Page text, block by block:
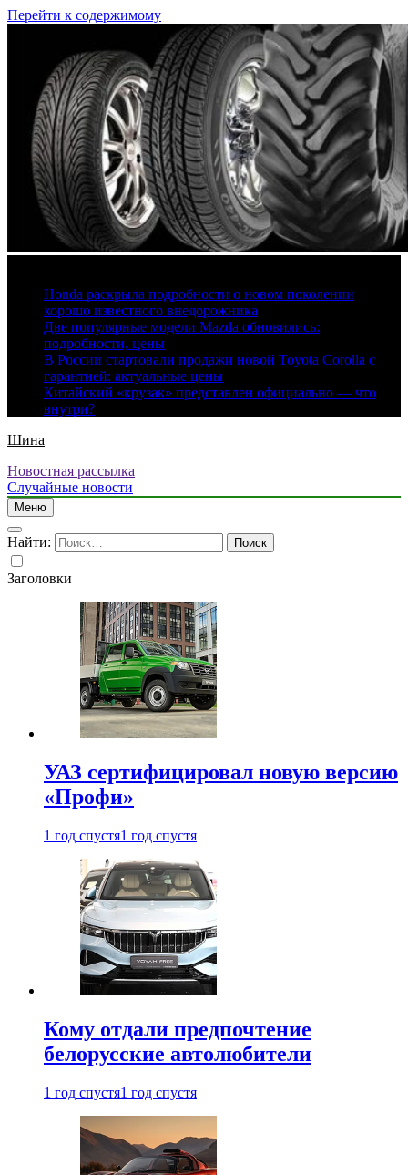
Перейти к содержимому
Honda раскрыла подробности о новом поколении
хорошо известного внедорожника
Две популярные модели Mazda обновились:
подробности, цены
В России стартовали продажи новой Toyota Corolla с
гарантией: актуальные цены
Китайский «крузак» представлен официально — что
внутри?
Шина
Новостная рассылка
Случайные новости
Меню
Найти:
Заголовки
УАЗ сертифицировал новую версию
«Профи»
1 год спустя1 год спустя
Кому отдали предпочтение
белорусские автолюбители
1 год спустя1 год спустя